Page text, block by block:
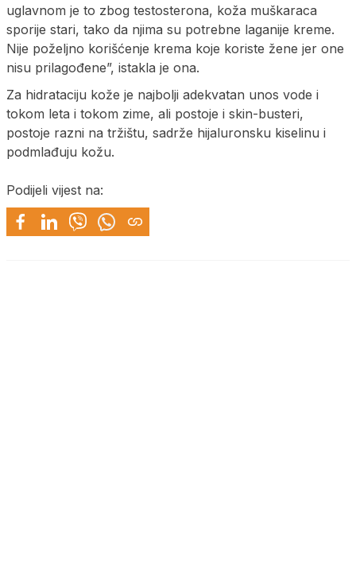
uglavnom je to zbog testosterona, koža muškaraca
sporije stari, tako da njima su potrebne laganije kreme.
Nije poželjno korišćenje krema koje koriste žene jer one
nisu prilagođene”, istakla je ona.
Za hidrataciju kože je najbolji adekvatan unos vode i
tokom leta i tokom zime, ali postoje i skin-busteri,
postoje razni na tržištu, sadrže hijaluronsku kiselinu i
podmlađuju kožu.
Podijeli vijest na: